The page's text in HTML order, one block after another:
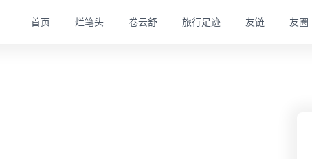
首页 烂笔头 卷云舒 旅行足迹 友链 友圈